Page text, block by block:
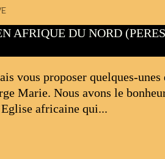
vous proposer quelques-unes
Marie. Nous avons le
africaine qui...